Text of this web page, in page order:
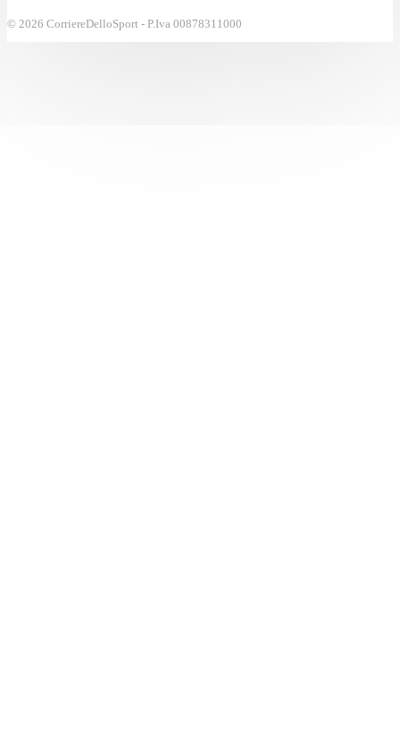
© 2026 CorriereDelloSport - P.Iva 00878311000